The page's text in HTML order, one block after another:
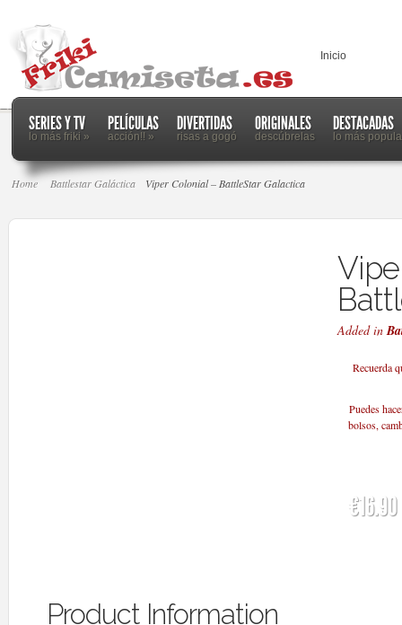
Inicio
SERIES Y TV
lo más friki »
PELÍCULAS
acción!! »
DIVERTIDAS
risas a gogó
ORIGINALES
descúbrelas
DESTACADAS
lo más
Home Battlestar Galáctica Viper Colonial – BattleStar Galactica
Added in
Recuerda
Puedes
bolsos,
€16.90
Product Information